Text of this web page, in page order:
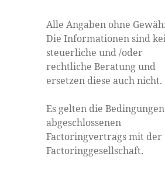
Alle Angaben ohne
Die Informationen sind
steuerliche und /oder
rechtliche Beratung und
ersetzen diese auch nicht.
Es gelten die
abgeschlossenen
Factoringvertrags mit der
Factoringgesellschaft.